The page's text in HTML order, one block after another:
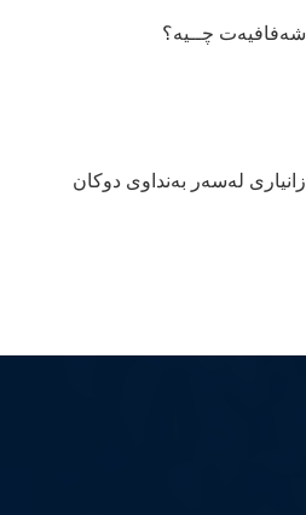
شەفافیەت چــیە؟
زانیاری لەسەر بەنداوی دوكان